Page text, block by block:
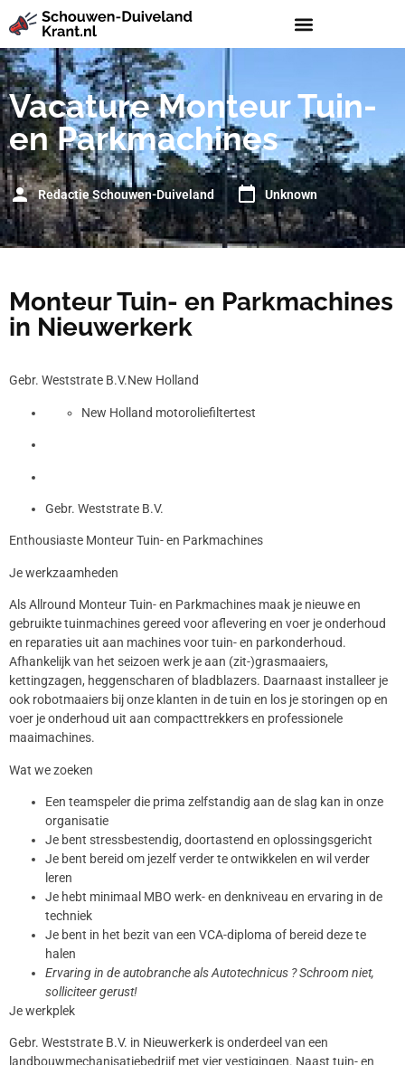
Vacature Monteur Tuin-
en Parkmachines
Redactie Schouwen-Duiveland Unknown
Monteur Tuin- en Parkmachines
in Nieuwerkerk
Gebr. Weststrate B.V.New Holland
New Holland motoroliefiltertest
Gebr. Weststrate B.V.
Enthousiaste Monteur Tuin- en Parkmachines
Je werkzaamheden
Als Allround Monteur Tuin- en Parkmachines maak je nieuwe en
gebruikte tuinmachines gereed voor aflevering en voer je onderhoud
en reparaties uit aan machines voor tuin- en parkonderhoud.
Afhankelijk van het seizoen werk je aan (zit-)grasmaaiers,
kettingzagen, heggenscharen of bladblazers. Daarnaast installeer je
ook robotmaaiers bij onze klanten in de tuin en los je storingen op en
voer je onderhoud uit aan compacttrekkers en professionele
maaimachines.
Wat we zoeken
Een teamspeler die prima zelfstandig aan de slag kan in onze
organisatie
Je bent stressbestendig, doortastend en oplossingsgericht
Je bent bereid om jezelf verder te ontwikkelen en wil verder
leren
Je hebt minimaal MBO werk- en denkniveau en ervaring in de
techniek
Je bent in het bezit van een VCA-diploma of bereid deze te
halen
Ervaring in de autobranche als Autotechnicus ? Schroom niet,
solliciteer gerust!
Je werkplek
Gebr. Weststrate B.V. in Nieuwerkerk is onderdeel van een
landbouwmechanisatiebedrijf met vier vestigingen. Naast tuin- en